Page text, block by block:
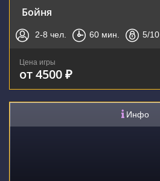
Бойня
2-8 чел. 60 мин. 5/10
Цена игры
от 4500 ₽
Инфо